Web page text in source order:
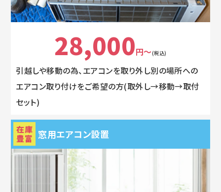
28,000円～(税込)
引越しや移動の為、エアコンを取り外し別の場所への
エアコン取り付けをご希望の方(取外し→移動→取付
セット)
在庫
豊富 窓用エアコン設置